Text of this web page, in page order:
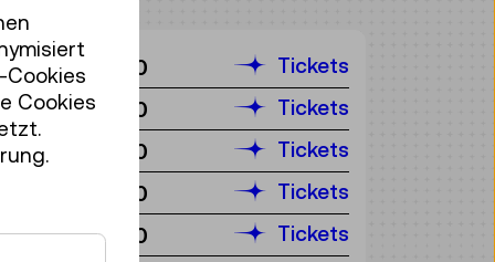
€ 2,50
Tickets
€ 2,50
Tickets
€ 2,50
Tickets
€ 2,50
Tickets
€ 2,50
Tickets
Cookies